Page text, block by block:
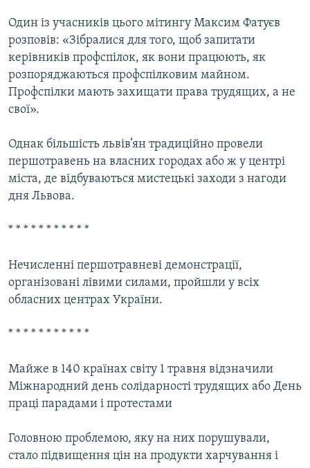
Один із учасників цього мітингу Максим Фатуєв
розповів: «Зібралися для того, щоб запитати
керівників профспілок, як вони працюють, як
розпоряджаються профспілковим майном.
Профспілки мають захищати права трудящих, а не
свої».
Однак більшість львів’ян традиційно провели
першотравень на власних городах або ж у центрі
міста, де відбуваються мистецькі заходи з нагоди
дня Львова.
* * * * * * * * * * *
Нечисленні першотравневі демонстрації,
організовані лівими силами, пройшли у всіх
обласних центрах України.
* * * * * * * * * * *
Майже в 140 країнах світу 1 травня відзначили
Міжнародний день солідарності трудящих або День
праці парадами і протестами
Головною проблемою, яку на них порушували,
стало підвищення цін на продукти харчування і